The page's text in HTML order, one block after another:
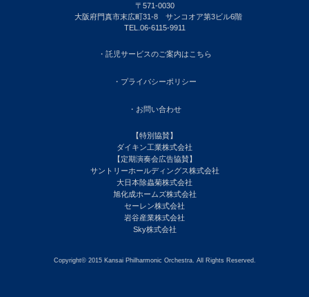
〒571-0030
大阪府門真市末広町31-8 サンコオア第3ビル6階
TEL.06-6115-9911
・託児サービスのご案内はこちら
・プライバシーポリシー
・お問い合わせ
【特別協賛】
ダイキン工業株式会社
【定期演奏会広告協賛】
サントリーホールディングス株式会社
大日本除蟲菊株式会社
旭化成ホームズ株式会社
セーレン株式会社
岩谷産業株式会社
Sky株式会社
Copyright© 2015 Kansai Philharmonic Orchestra. All Rights Reserved.